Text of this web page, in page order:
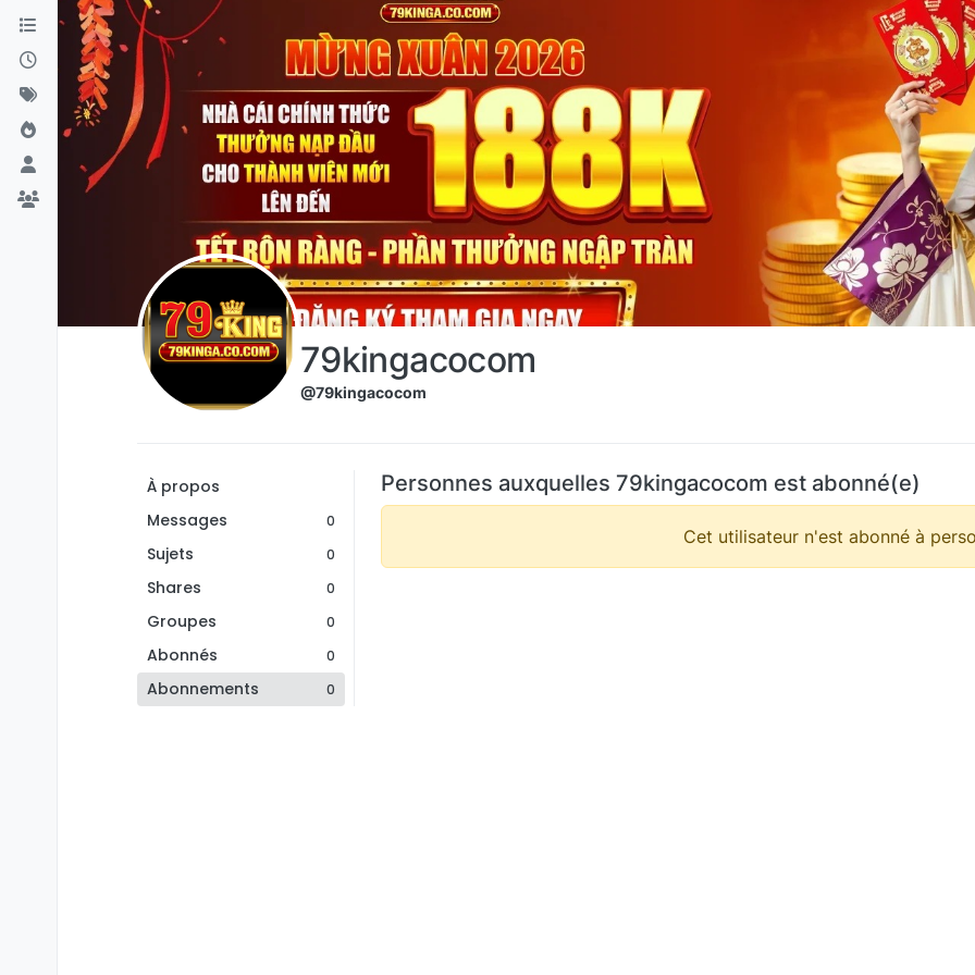
Aller directement au contenu
79kingacocom
@79kingacocom
À propos
Messages
0
Sujets 0
Shares 0
Groupes 0
Abonnés 0
Abonnements 0
Personnes auxquelles 79kingacocom est abonné(e)
Cet utilisateur n'est abonné à